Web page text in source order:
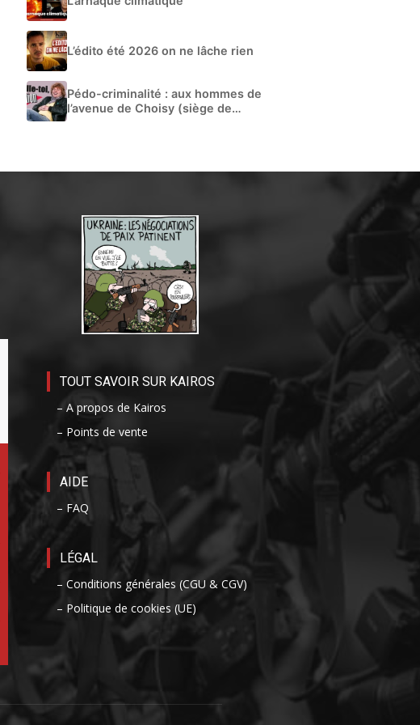
L’édito été 2026 on ne lâche rien
Pédo-criminalité : aux hommes de
l’avenue de Choisy (siège de
TOUT SAVOIR SUR KAIROS
– A propos de Kairos
– Points de vente
AIDE
– FAQ
LÉGAL
– Conditions générales (CGU & CGV)
– Politique de cookies (UE)